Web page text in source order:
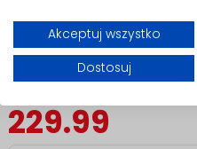
Akceptuj wszystko
Dostosuj
upgrade that makes the most of
to offer.
229.99